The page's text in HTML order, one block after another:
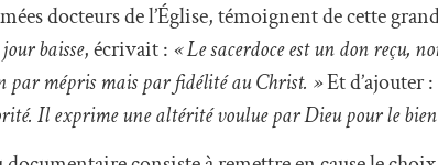
docteurs de l’Église, témoignent de cette
baisse, écrivait : « Le sacerdoce est un don reçu,
par mépris mais par fidélité au Christ. »Et d’ajouter :
Il exprime une altérité voulue par Dieu pour le bien